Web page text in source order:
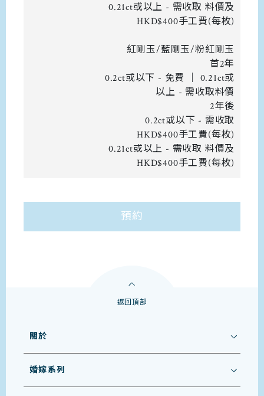
0.21ct或以上 - 需收取 料價及
HKD$400手工費(每枚)
紅剛玉/藍剛玉/粉紅剛玉
首2年
0.2ct或以下 - 免費 ｜ 0.21ct或
以上 - 需收取料價
2年後
0.2ct或以下 - 需收取
HKD$400手工費(每枚)
0.21ct或以上 - 需收取 料價及
HKD$400手工費(每枚)
預約
返回頂部
關於
婚嫁系列